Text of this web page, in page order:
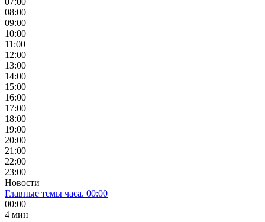
08:00
09:00
10:00
11:00
12:00
13:00
14:00
15:00
16:00
17:00
18:00
19:00
20:00
21:00
22:00
23:00
Новости
Главные темы часа. 00:00
00:00
4 мин